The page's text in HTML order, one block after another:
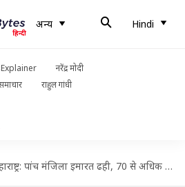
अन्य Hindi
नरेंद्र मोदी
राहुल गांधी
पांच मंजिला इमारत ढही, 70 से अधिक लोगों के दबे होने की आशंका